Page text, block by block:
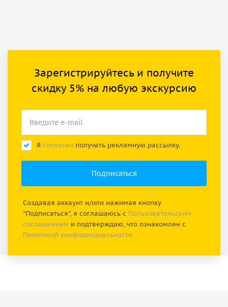
Зарегистрируйтесь и получите
скидку 5% на любую экскурсию
Я согласен получать рекламную рассылку.
Создавая аккаунт и/или нажимая кнопку
"Подписаться", я соглашаюсь с Пользовательским
соглашением и подтверждаю, что ознакомлен с
Политикой конфиденциальности